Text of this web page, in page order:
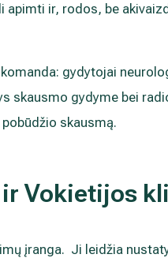
ir, rodos, be
gydytojai
skausmo gydyme bei
skausmą.
Vokietijos
įranga. Ji leidžia